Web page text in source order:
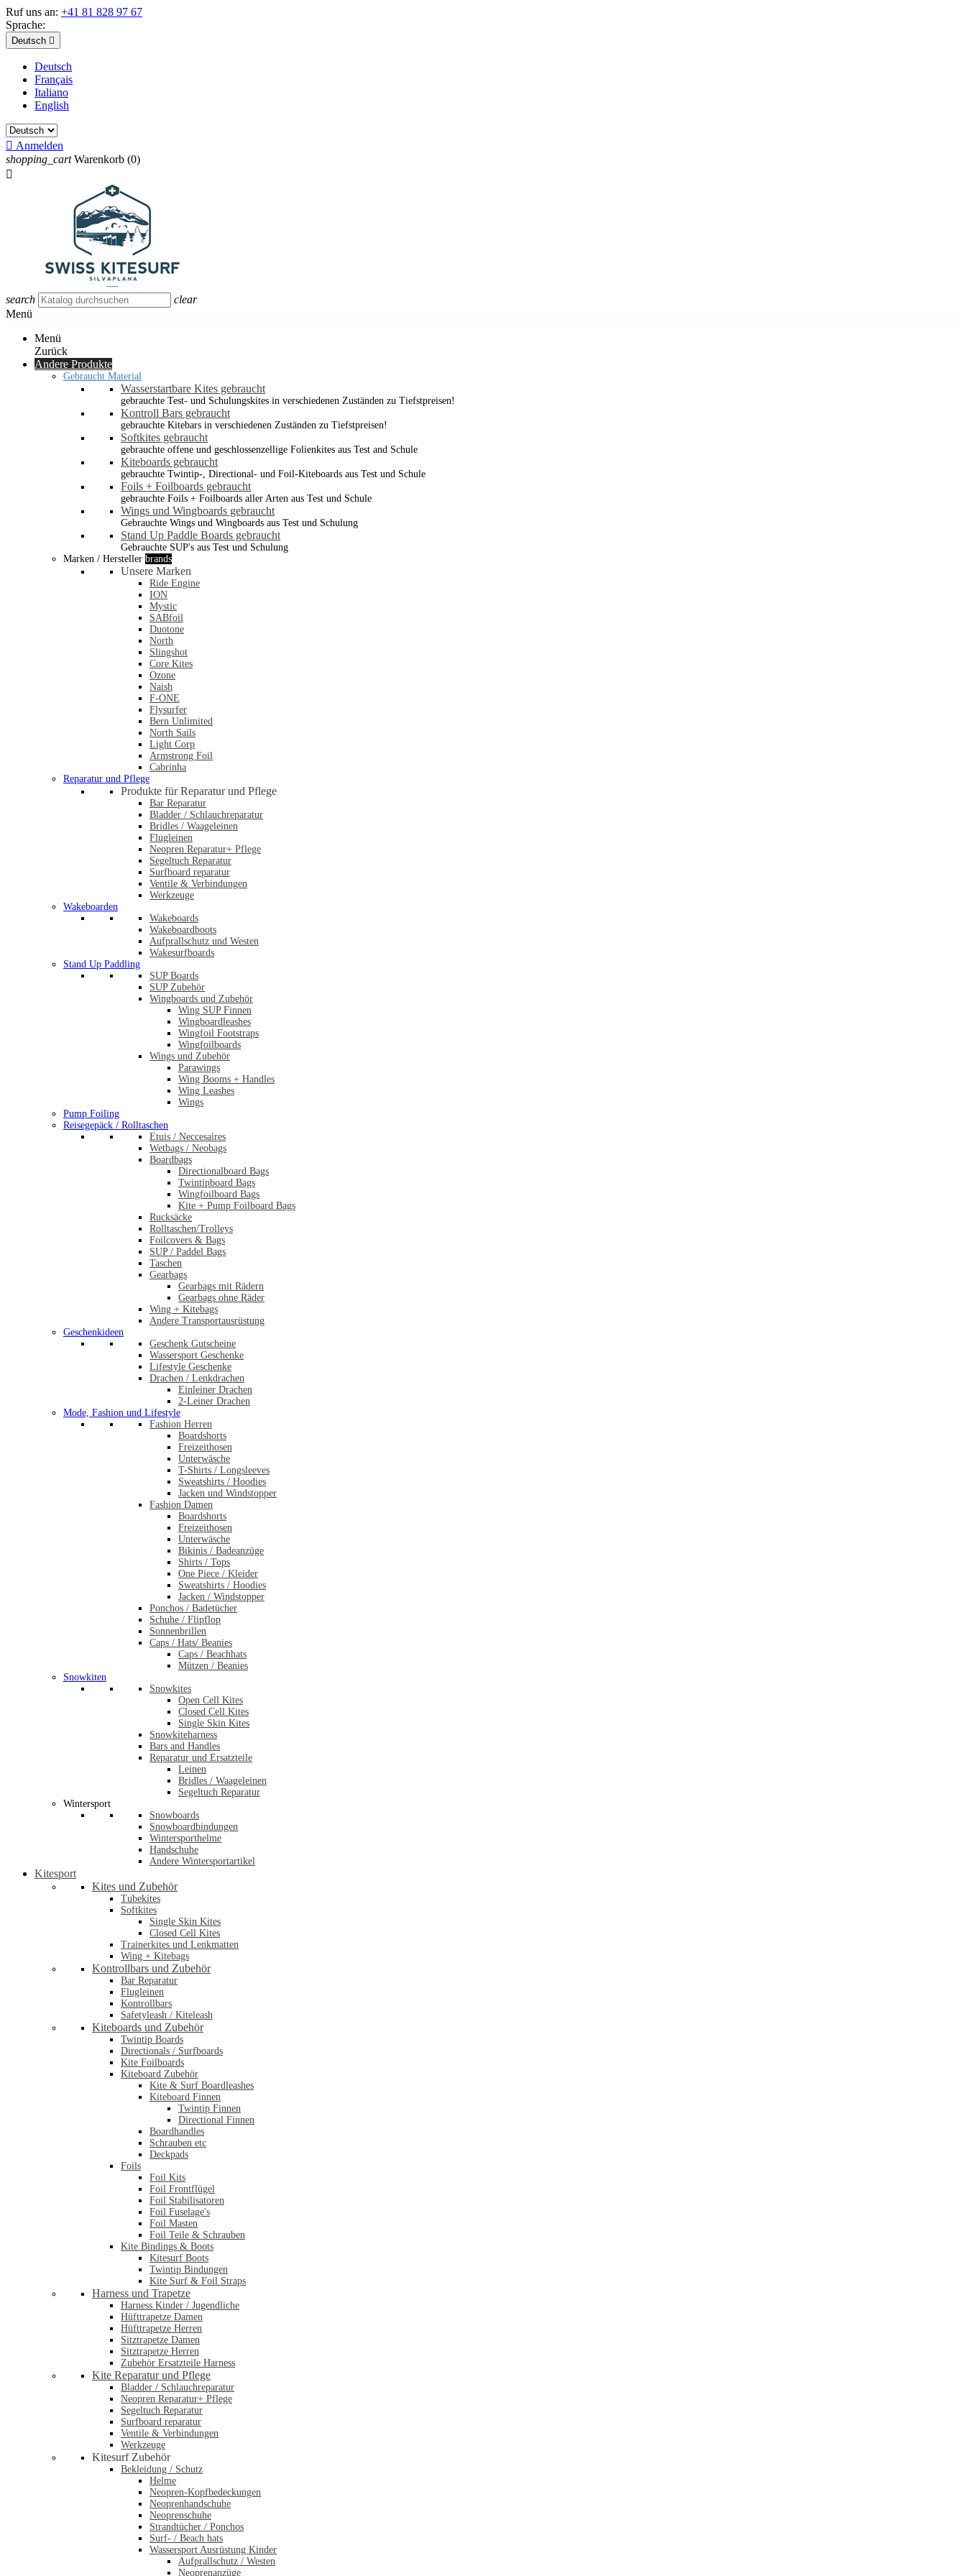
Ruf uns an: +41 81 828 97 67
Sprache:
Deutsch 
Deutsch
Français
Italiano
English
 Anmelden
shopping_cart Warenkorb (0)

search
clear
Menü
Menü
Zurück
Andere Produkte
Gebraucht Material
Wasserstartbare Kites gebraucht
gebrauchte Test- und Schulungskites in verschiedenen Zuständen zu Tiefstpreisen!
Kontroll Bars gebraucht
gebrauchte Kitebars in verschiedenen Zuständen zu Tiefstpreisen!
Softkites gebraucht
gebrauchte offene und geschlossenzellige Folienkites aus Test and Schule
Kiteboards gebraucht
gebrauchte Twintip-, Directional- und Foil-Kiteboards aus Test und Schule
Foils + Foilboards gebraucht
gebrauchte Foils + Foilboards aller Arten aus Test und Schule
Wings und Wingboards gebraucht
Gebrauchte Wings und Wingboards aus Test und Schulung
Stand Up Paddle Boards gebraucht
Gebrauchte SUP's aus Test und Schulung
Marken / Hersteller brands
Unsere Marken
Ride Engine
ION
Mystic
SABfoil
Duotone
North
Slingshot
Core Kites
Ozone
Naish
F-ONE
Flysurfer
Bern Unlimited
North Sails
Light Corp
Armstrong Foil
Cabrinha
Reparatur und Pflege
Produkte für Reparatur und Pflege
Bar Reparatur
Bladder / Schlauchreparatur
Bridles / Waageleinen
Flugleinen
Neopren Reparatur+ Pflege
Segeltuch Reparatur
Surfboard reparatur
Ventile & Verbindungen
Werkzeuge
Wakeboarden
Wakeboards
Wakeboardboots
Aufprallschutz und Westen
Wakesurfboards
Stand Up Paddling
SUP Boards
SUP Zubehör
Wingboards und Zubehör
Wing SUP Finnen
Wingboardleashes
Wingfoil Footstraps
Wingfoilboards
Wings und Zubehör
Parawings
Wing Booms + Handles
Wing Leashes
Wings
Pump Foiling
Reisegepäck / Rolltaschen
Etuis / Neccesaires
Wetbags / Neobags
Boardbags
Directionalboard Bags
Twintipboard Bags
Wingfoilboard Bags
Kite + Pump Foilboard Bags
Rucksäcke
Rolltaschen/Trolleys
Foilcovers & Bags
SUP / Paddel Bags
Taschen
Gearbags
Gearbags mit Rädern
Gearbags ohne Räder
Wing + Kitebags
Andere Transportausrüstung
Geschenkideen
Geschenk Gutscheine
Wassersport Geschenke
Lifestyle Geschenke
Drachen / Lenkdrachen
Einleiner Drachen
2-Leiner Drachen
Mode, Fashion und Lifestyle
Fashion Herren
Boardshorts
Freizeithosen
Unterwäsche
T-Shirts / Longsleeves
Sweatshirts / Hoodies
Jacken und Windstopper
Fashion Damen
Boardshorts
Freizeithosen
Unterwäsche
Bikinis / Badeanzüge
Shirts / Tops
One Piece / Kleider
Sweatshirts / Hoodies
Jacken / Windstopper
Ponchos / Badetücher
Schuhe / Flipflop
Sonnenbrillen
Caps / Hats/ Beanies
Caps / Beachhats
Mützen / Beanies
Snowkiten
Snowkites
Open Cell Kites
Closed Cell Kites
Single Skin Kites
Snowkiteharness
Bars and Handles
Reparatur und Ersatzteile
Leinen
Bridles / Waageleinen
Segeltuch Reparatur
Wintersport
Snowboards
Snowboardbindungen
Wintersporthelme
Handschuhe
Andere Wintersportartikel
Kitesport
Kites und Zubehör
Tubekites
Softkites
Single Skin Kites
Closed Cell Kites
Trainerkites und Lenkmatten
Wing + Kitebags
Kontrollbars und Zubehör
Bar Reparatur
Flugleinen
Kontrollbars
Safetyleash / Kiteleash
Kiteboards und Zubehör
Twintip Boards
Directionals / Surfboards
Kite Foilboards
Kiteboard Zubehör
Kite & Surf Boardleashes
Kiteboard Finnen
Twintip Finnen
Directional Finnen
Boardhandles
Schrauben etc
Deckpads
Foils
Foil Kits
Foil Frontflügel
Foil Stabilisatoren
Foil Fuselage's
Foil Masten
Foil Teile & Schrauben
Kite Bindings & Boots
Kitesurf Boots
Twintip Bindungen
Kite Surf & Foil Straps
Harness und Trapetze
Harness Kinder / Jugendliche
Hüfttrapetze Damen
Hüfttrapetze Herren
Sitztrapetze Damen
Sitztrapetze Herren
Zubehör Ersatzteile Harness
Kite Reparatur und Pflege
Bladder / Schlauchreparatur
Neopren Reparatur+ Pflege
Segeltuch Reparatur
Surfboard reparatur
Ventile & Verbindungen
Werkzeuge
Kitesurf Zubehör
Bekleidung / Schutz
Helme
Neopren-Kopfbedeckungen
Neoprenhandschuhe
Neoprenschuhe
Strandtücher / Ponchos
Surf- / Beach hats
Wassersport Ausrüstung Kinder
Aufprallschutz / Westen
Neoprenanzüge